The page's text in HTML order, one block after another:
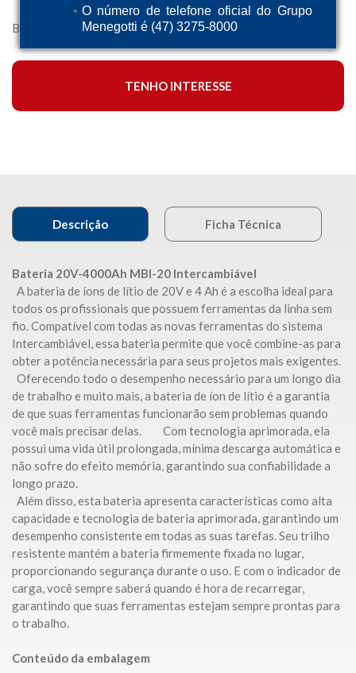
O número de telefone oficial do Grupo
Menegotti é (47) 3275-8000
Bateria 4000 Ah
TENHO INTERESSE
Descrição Ficha Técnica
Bateria 20V-4000Ah MBI-20 Intercambiável
A bateria de íons de lítio de 20V e 4 Ah é a escolha ideal para
todos os profissionais que possuem ferramentas da linha sem
fio. Compatível com todas as novas ferramentas do sistema
Intercambiável, essa bateria permite que você combine-as para
obter a potência necessária para seus projetos mais exigentes.
Oferecendo todo o desempenho necessário para um longo dia
de trabalho e muito mais, a bateria de íon de lítio é a garantia
de que suas ferramentas funcionarão sem problemas quando
você mais precisar delas. Com tecnologia aprimorada, ela
possui uma vida útil prolongada, mínima descarga automática e
não sofre do efeito memória, garantindo sua confiabilidade a
longo prazo.
Além disso, esta bateria apresenta características como alta
capacidade e tecnologia de bateria aprimorada, garantindo um
desempenho consistente em todas as suas tarefas. Seu trilho
resistente mantém a bateria firmemente fixada no lugar,
proporcionando segurança durante o uso. E com o indicador de
carga, você sempre saberá quando é hora de recarregar,
garantindo que suas ferramentas estejam sempre prontas para
o trabalho.
Conteúdo da embalagem